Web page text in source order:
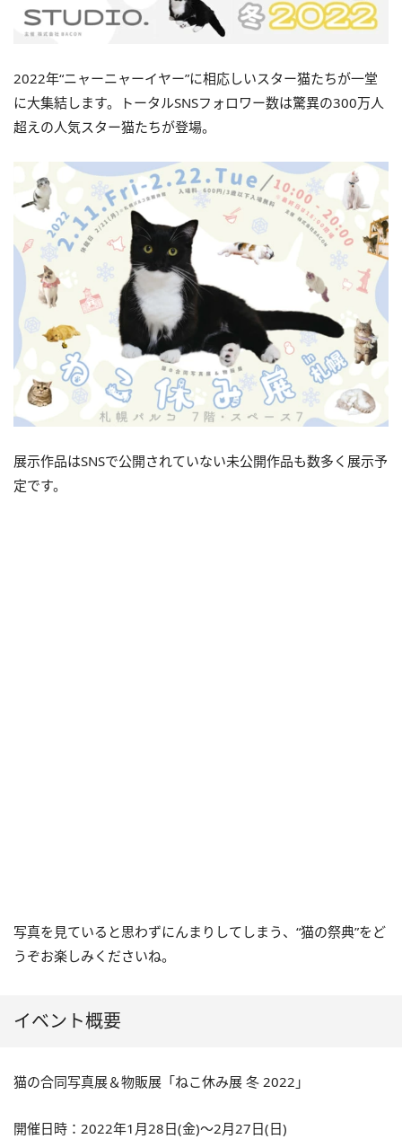
2022年“ニャーニャーイヤー”に相応しいスター猫たちが一堂
に大集結します。トータルSNSフォロワー数は驚異の300万人
超えの人気スター猫たちが登場。
展示作品はSNSで公開されていない未公開作品も数多く展示予
定です。
写真を見ていると思わずにんまりしてしまう、“猫の祭典”をど
うぞお楽しみくださいね。
イベント概要
猫の合同写真展＆物販展「ねこ休み展 冬 2022」
開催日時：2022年1月28日(金)～2月27日(日)